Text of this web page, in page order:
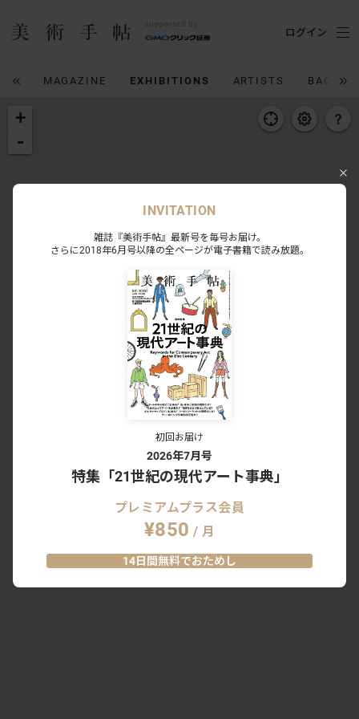
MAGAZINE EXHIBITIONS ARTISTS BACK
ログイン
+
-
INVITATION
雑誌『美術手帖』最新号を毎号お届け。
さらに2018年6月号以降の全ページが電子書籍で読み放題。
初回お届け
2026年7月号
特集「21世紀の現代アート事典」
プレミアムプラス会員
¥850 / 月
14日間無料でおためし